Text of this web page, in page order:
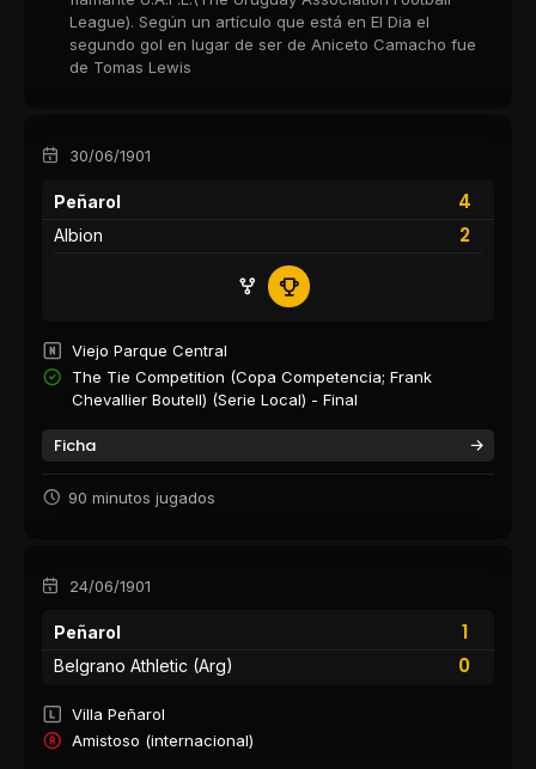
League). Según un artículo que está en El Dia el
segundo gol en lugar de ser de Aniceto Camacho fue
de Tomas Lewis
30/06/1901
Peñarol
4
2
Albion
Viejo Parque Central
The Tie Competition (Copa Competencia; Frank
Chevallier Boutell) (Serie Local) - Final
Ficha
90 minutos jugados
24/06/1901
Peñarol
1
0
Belgrano Athletic (Arg)
Villa Peñarol
Amistoso (internacional)